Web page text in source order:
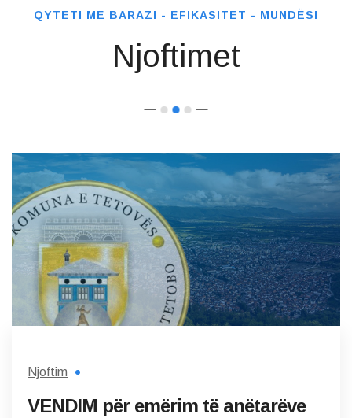
QYTETI ME BARAZI - EFIKASITET - MUNDËSI
Njoftimet
Njoftim
VENDIM për emërim të anëtarëve